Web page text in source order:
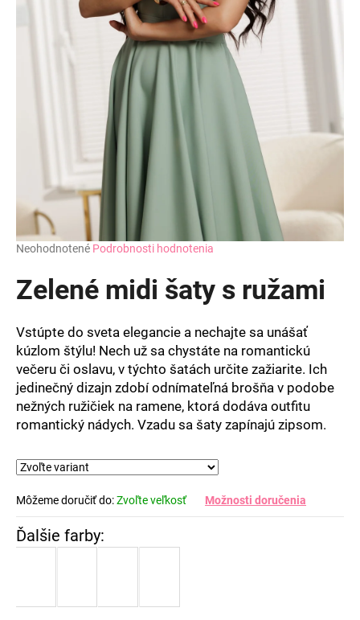
Priemerné
produktu
je
5
hviezdičiek.
Neohodnotené Podrobnosti hodnotenia
Zelené midi šaty s ružami
Vstúpte do sveta elegancie a nechajte sa unášať
kúzlom štýlu! Nech už sa chystáte na romantickú
večeru či oslavu, v týchto šatách určite zažiarite. Ich
jedinečný dizajn zdobí odnímateľná brošňa v podobe
nežných ružičiek na ramene, ktorá dodáva outfitu
romantický nádych. Vzadu sa šaty zapínajú zipsom.
Môžeme doručiť do:Zvoľte veľkosť Možnosti doručenia